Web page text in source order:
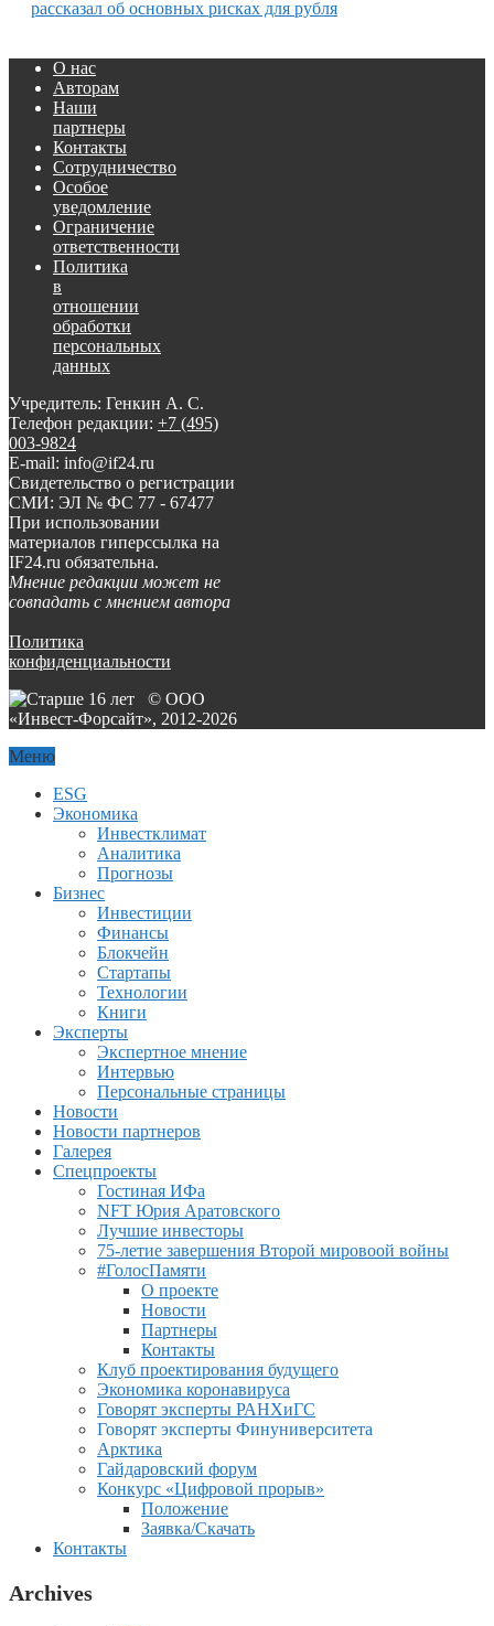
рассказал об основных рисках для рубля
О нас
Авторам
Наши
партнеры
Контакты
Сотрудничество
Особое
уведомление
Ограничение
ответственности
Политика
в
отношении
обработки
персональных
данных
Учредитель: Генкин А. С.
Телефон редакции: +7 (495)
003-9824
E-mail: info@if24.ru
Свидетельство о регистрации
СМИ: ЭЛ № ФС 77 - 67477
При использовании
материалов гиперссылка на
IF24.ru обязательна.
Мнение редакции может не
совпадать с мнением автора
Политика
конфиденциальности
© ООО
«Инвест-Форсайт», 2012-2026
Меню
ESG
Экономика
Инвестклимат
Аналитика
Прогнозы
Бизнес
Инвестиции
Финансы
Блокчейн
Стартапы
Технологии
Книги
Эксперты
Экспертное мнение
Интервью
Персональные страницы
Новости
Новости партнеров
Галерея
Спецпроекты
Гостиная ИФа
NFT Юрия Аратовского
Лучшие инвесторы
75-летие завершения Второй мировоой войны
#ГолосПамяти
О проекте
Новости
Партнеры
Контакты
Клуб проектирования будущего
Экономика коронавируса
Говорят эксперты РАНХиГС
Говорят эксперты Финуниверситета
Арктика
Гайдаровский форум
Конкурс «Цифровой прорыв»
Положение
Заявка/Скачать
Контакты
Archives